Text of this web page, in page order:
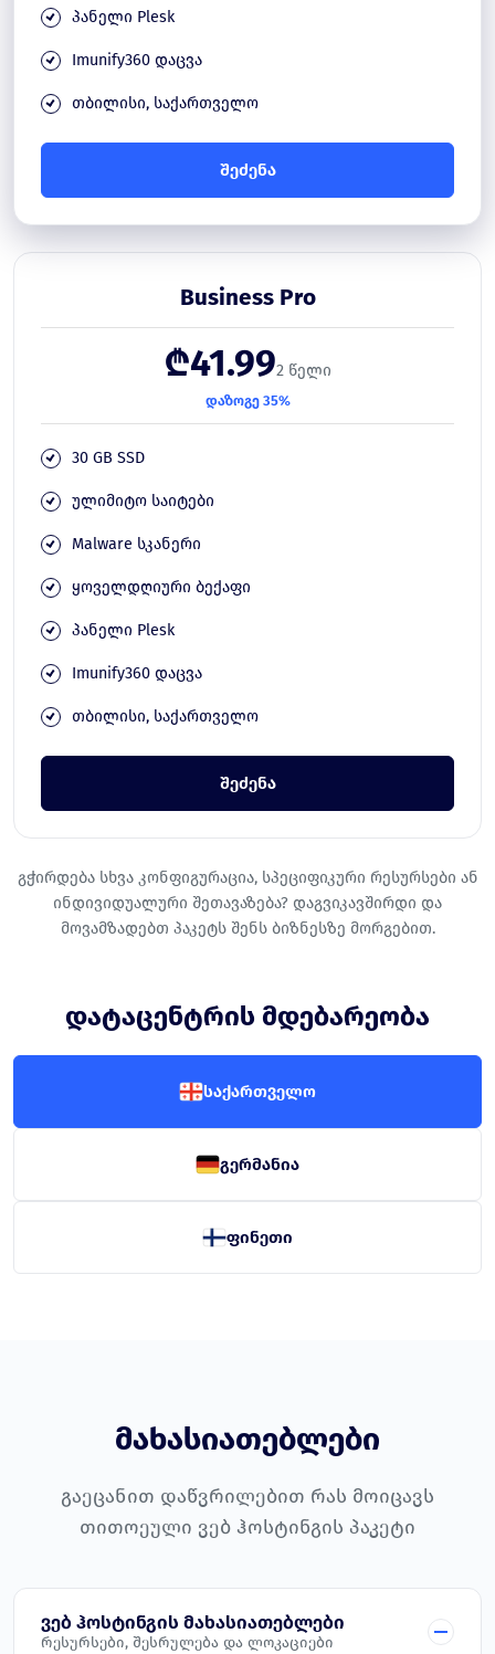
პანელი Plesk
Imunify360 დაცვა
თბილისი, საქართველო
შეძენა
Business Pro
₾41.992 წელი
დაზოგე 35%
30 GB SSD
ულიმიტო საიტები
Malware სკანერი
ყოველდღიური ბექაფი
პანელი Plesk
Imunify360 დაცვა
თბილისი, საქართველო
შეძენა
გჭირდება სხვა კონფიგურაცია, სპეციფიკური რესურსები ან
ინდივიდუალური შეთავაზება? დაგვიკავშირდი და
მოვამზადებთ პაკეტს შენს ბიზნესზე მორგებით.
დატაცენტრის მდებარეობა
საქართველო
გერმანია
ფინეთი
მახასიათებლები
გაეცანით დაწვრილებით რას მოიცავს
თითოეული ვებ ჰოსტინგის პაკეტი
ვებ ჰოსტინგის მახასიათებლები
რესურსები, შესრულება და ლოკაციები